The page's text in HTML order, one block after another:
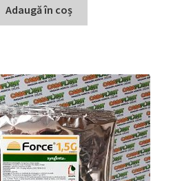
Adaugă în coș